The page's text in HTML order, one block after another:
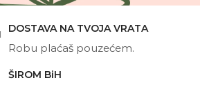
DOSTAVA NA TVOJA VRATA
Robu plaćaš pouzećem.
ŠIROM BiH